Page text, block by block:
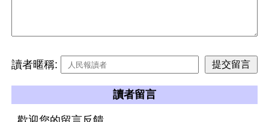
讀者暱稱:
讀者留言